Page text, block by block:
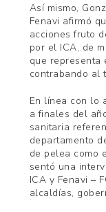
Así mismo,
Fenavi afirmó
acciones fruto
por el ICA, de
que representa
contrabando al
En línea con lo
a finales del
sanitaria
departamento
de pelea como
sentó una
ICA y Fenavi –
alcaldías,